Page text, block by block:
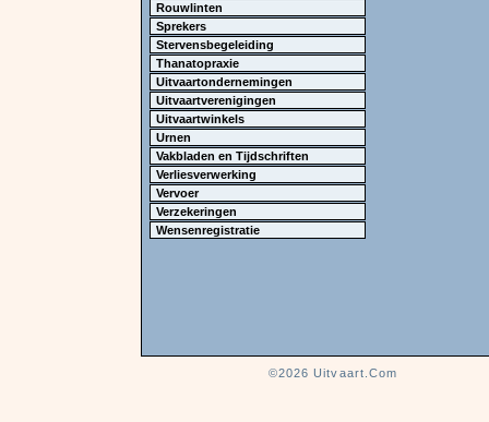
Rouwlinten
Sprekers
Stervensbegeleiding
Thanatopraxie
Uitvaartondernemingen
Uitvaartverenigingen
Uitvaartwinkels
Urnen
Vakbladen en Tijdschriften
Verliesverwerking
Vervoer
Verzekeringen
Wensenregistratie
©2026 Uitvaart.Com